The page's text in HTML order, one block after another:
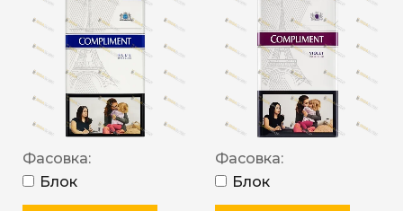
Фасовка:
Блок
Фасовка:
Блок